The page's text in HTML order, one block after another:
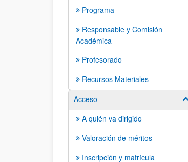
Programa
Responsable y Comisión
Académica
Profesorado
Recursos Materiales
Acceso
A quién va dirigido
Valoración de méritos
Inscripción y matrícula